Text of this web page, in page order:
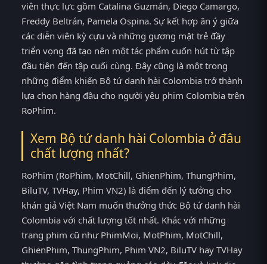
viên thực lực gồm Catalina Guzmán, Diego Camargo,
Freddy Beltrán, Pamela Ospina. Sự kết hợp ăn ý giữa
các diễn viên kỳ cựu và những gương mặt trẻ đầy
triển vọng đã tạo nên một tác phẩm cuốn hút từ tập
đầu tiên đến tập cuối cùng. Đây cũng là một trong
những điểm khiến Bộ tứ danh hài Colombia trở thành
lựa chọn hàng đầu cho người yêu phim Colombia trên
RoPhim.
Xem Bộ tứ danh hài Colombia ở đâu
chất lượng nhất?
RoPhim (RoPhim, MotChill, GhienPhim, ThungPhim,
BiluTV, TVHay, Phim VN2) là điểm đến lý tưởng cho
khán giả Việt Nam muốn thưởng thức Bộ tứ danh hài
Colombia với chất lượng tốt nhất. Khác với những
trang phim cũ như PhimMoi, MotPhim, MotChill,
GhienPhim, ThungPhim, Phim VN2, BiluTV hay TVHay